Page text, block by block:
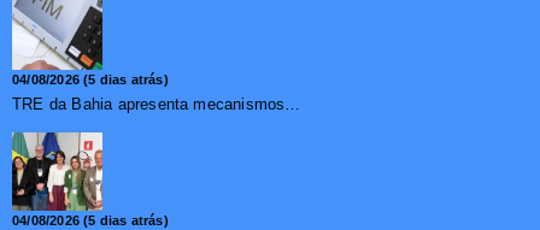
04/08/2026 (5 dias atrás)
TRE da Bahia apresenta mecanismos de segurança das urnas e nova ordem de votação para eleições
04/08/2026 (5 dias atrás)